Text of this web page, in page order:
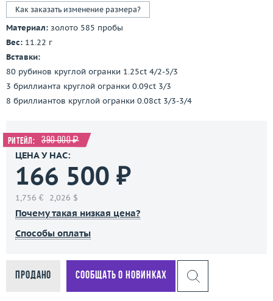
Как заказать изменение размера?
Материал: золото 585 пробы
Вес: 11.22 г
Вставки:
80 рубинов круглой огранки 1.25ct 4/2-5/3
3 бриллианта круглой огранки 0.09ct 3/3
8 бриллиантов круглой огранки 0.08ct 3/3-3/4
Ритейл: 390 000 ₽
ЦЕНА У НАС:
166 500 ₽
1,756 € 2,026 $
Почему такая низкая цена?
Способы оплаты
Продано Сообщать о новинках